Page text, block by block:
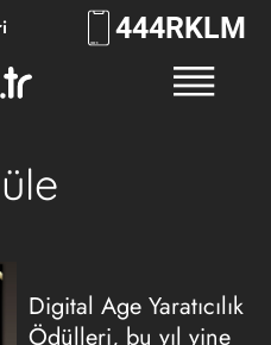
444RKLM
Digital Age Yaratıcılık
Ödülleri, bu yıl yine